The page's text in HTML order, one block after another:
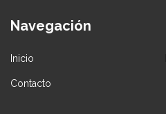
Navegación
Inicio
Contacto